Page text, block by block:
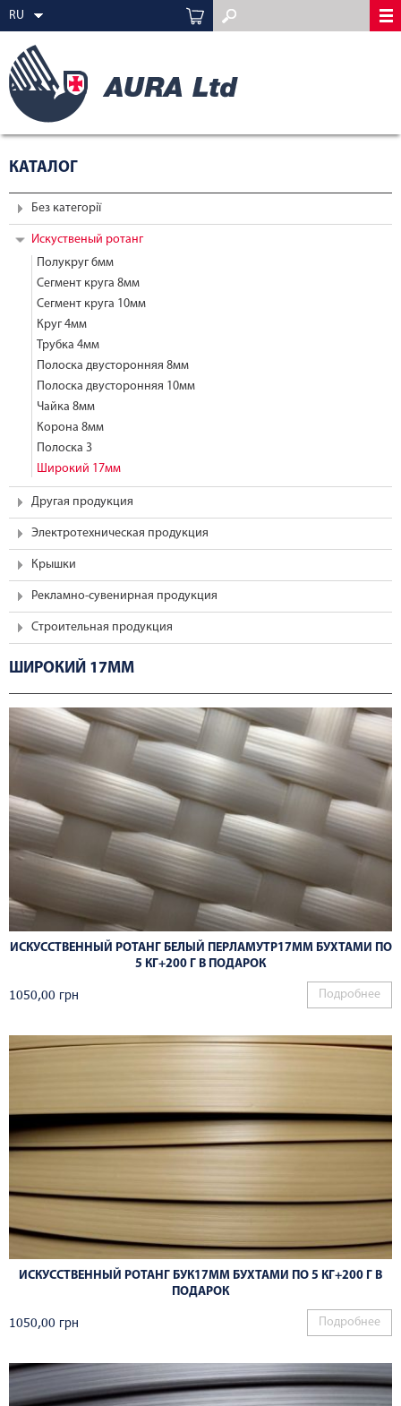
RU
КАТАЛОГ
Без категорії
Искуственый ротанг
Полукруг 6мм
Сегмент круга 8мм
Сегмент круга 10мм
Круг 4мм
Трубка 4мм
Полоска двусторонняя 8мм
Полоска двусторонняя 10мм
Чайка 8мм
Корона 8мм
Полоска 3
Широкий 17мм
Другая продукция
Электротехническая продукция
Крышки
Рекламно-сувенирная продукция
Строительная продукция
ШИРОКИЙ 17ММ
ИСКУССТВЕННЫЙ РОТАНГ БЕЛЫЙ ПЕРЛАМУТР17ММ БУХТАМИ ПО
5 КГ+200 Г В ПОДАРОК
1050,00 грн Подробнее
ИСКУССТВЕННЫЙ РОТАНГ БУК17ММ БУХТАМИ ПО 5 КГ+200 Г В
ПОДАРОК
1050,00 грн Подробнее